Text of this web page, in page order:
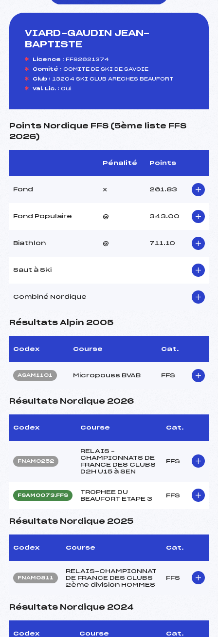
le ski
VIARD-GAUDIN JEAN-
BAPTISTE
Licence : FFS2621374
Comité : COMITE DE SKI DE SAVOIE
Club : 13204 SKI CLUB ARECHES BEAUFORT
Val. Lic. : Oui
Points Nordique FFS (5ème liste FFS
2026)
Pénalité Points
Fond x 261.83
Fond Populaire @ 343.00
Biathlon @ 711.10
Saut à Ski
Combiné Nordique
Résultats Alpin 2005
Codex Course Cat.
ASAM1101 Micropouss BVAB FFS
Résultats Nordique 2026
Codex Course Cat.
FNAM0252
RELAIS –
CHAMPIONNATS DE
FRANCE DES CLUBS
D2H U15 à SEN
FFS
FSAM0073.FFS
TROPHEE DU
BEAUFORT ETAPE 3
FFS
Résultats Nordique 2025
Codex Course Cat.
FNAM0811
RELAIS-CHAMPIONNAT
DE FRANCE DES CLUBS
2ème division HOMMES
FFS
Résultats Nordique 2024
Codex Course Cat.